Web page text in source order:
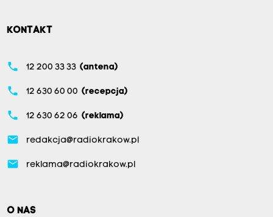
KONTAKT
phone 12 200 33 33 (antena)
phone 12 630 60 00 (recepcja)
phone 12 630 62 06 (reklama)
email redakcja@radiokrakow.pl
email reklama@radiokrakow.pl
O NAS